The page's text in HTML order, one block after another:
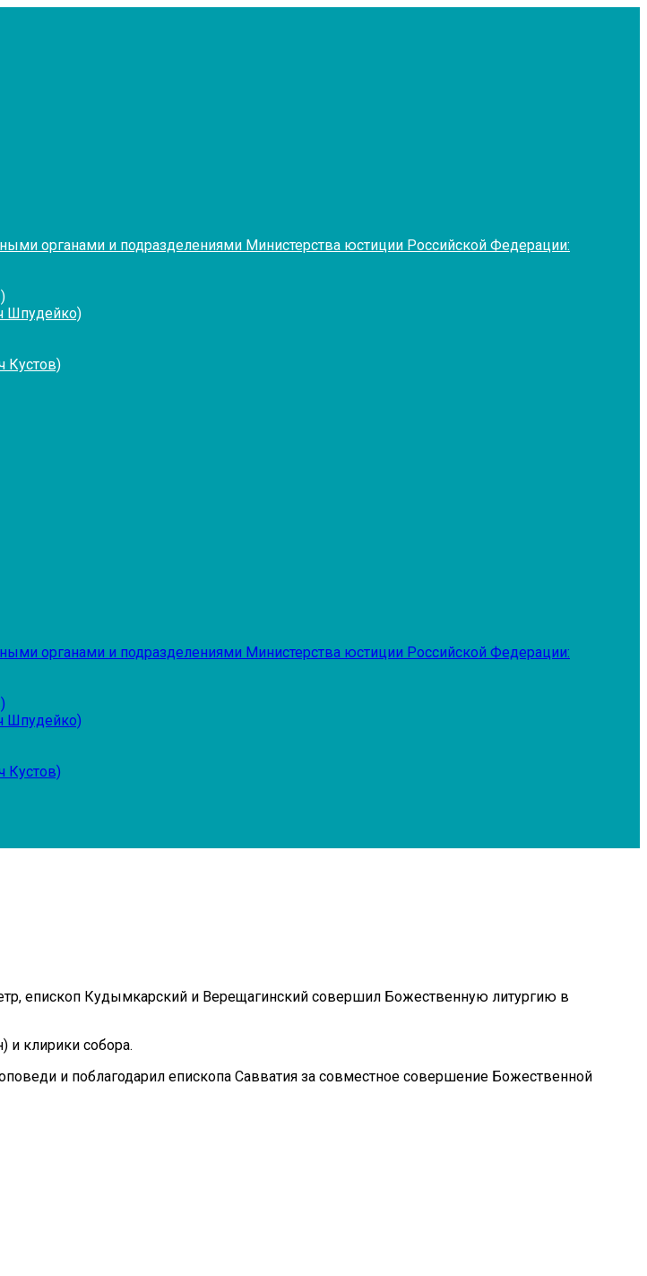
органами и подразделениями Министерства юстиции Российской Федерации:
Шпудейко)
Кустов)
органами и подразделениями Министерства юстиции Российской Федерации:
Шпудейко)
Кустов)
епископ Кудымкарский и Верещагинский совершил Божественную литургию в
и клирики собора.
и поблагодарил епископа Савватия за совместное совершение Божественной